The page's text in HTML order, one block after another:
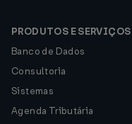
PRODUTOS E SERVIÇOS
Banco de Dados
Consultoria
Sistemas
Agenda Tributária